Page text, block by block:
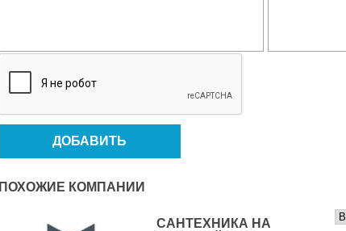
ПОХОЖИЕ КОМПАНИИ
САНТЕХНИКА НА